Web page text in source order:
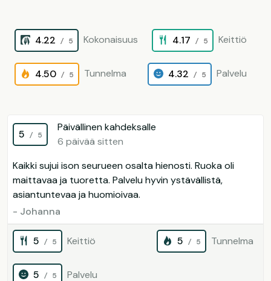
4.22 / 5 Kokonaisuus 4.17 / 5 Keittiö
4.50 / 5 Tunnelma 4.32 / 5 Palvelu
5 / 5
Päivällinen kahdeksalle
6 päivää sitten
Kaikki sujui ison seurueen osalta hienosti. Ruoka oli
maittavaa ja tuoretta. Palvelu hyvin ystävällistä,
asiantuntevaa ja huomioivaa.
- Johanna
5 / 5 Keittiö 5 / 5 Tunnelma
5 / 5 Palvelu